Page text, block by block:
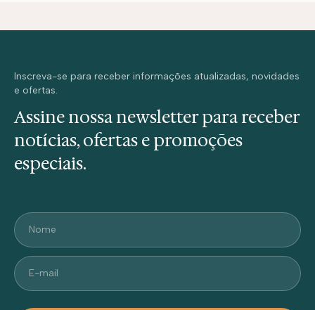
Inscreva-se para receber informações atualizadas, novidades
e ofertas.
Assine nossa newsletter para receber
notícias, ofertas e promoções
especiais.
Nome
E-mail